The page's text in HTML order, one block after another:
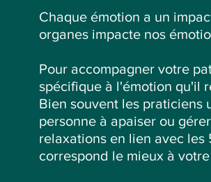
Chaque émotion a un
organes impacte nos
Pour accompagner votre
spécifique à l'émotion qu'il
Bien souvent les praticiens
personne à apaiser ou
relaxations en lien avec
correspond le mieux à